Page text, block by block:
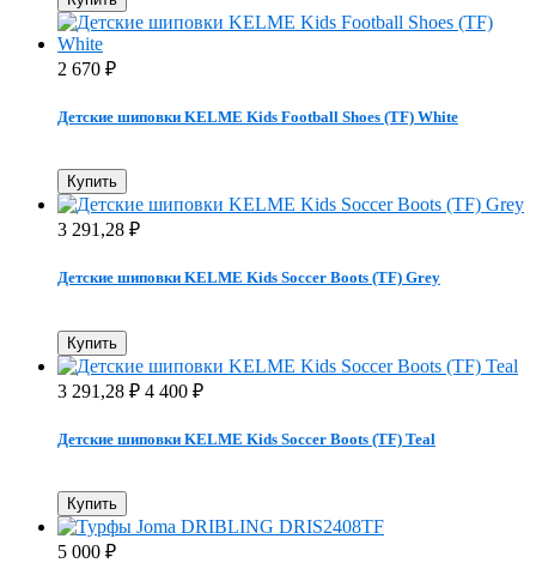
2 670 ₽
Детские шиповки KELME Kids Football Shoes (TF) White
Купить
3 291,28 ₽
Детские шиповки KELME Kids Soccer Boots (TF) Grey
Купить
3 291,28 ₽ 4 400 ₽
Детские шиповки KELME Kids Soccer Boots (TF) Teal
Купить
5 000 ₽